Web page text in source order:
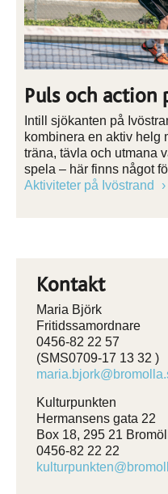
Puls och action
Intill sjökanten på
kombinera en aktiv helg
träna, tävla och utmana
spela – här finns något
Aktiviteter på Ivöstrand
Kontakt
Maria Björk
Fritidssamordnare
0456-82 22 57
(SMS0709-17 13 32 )
Kulturpunkten
Hermansens gata 22
Box 18, 295 21
0456-82 22 22